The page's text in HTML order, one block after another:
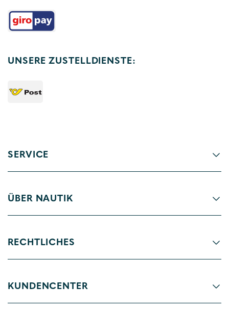
UNSERE ZUSTELLDIENSTE:
SERVICE
ÜBER NAUTIK
RECHTLICHES
KUNDENCENTER